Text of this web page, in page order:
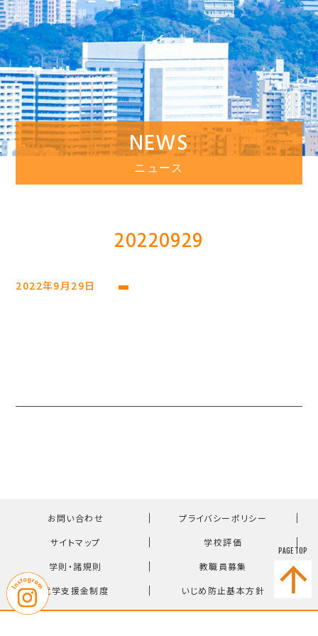
NEWS
ニュース
20220929
2022年9月29日
お問い合わせ ｜ プライバシーポリシー ｜
サイトマップ ｜ 学校評価 ｜
学則・諸規則 ｜ 教職員募集 ｜
就学支援金制度 ｜ いじめ防止基本方針
PAGE TOP